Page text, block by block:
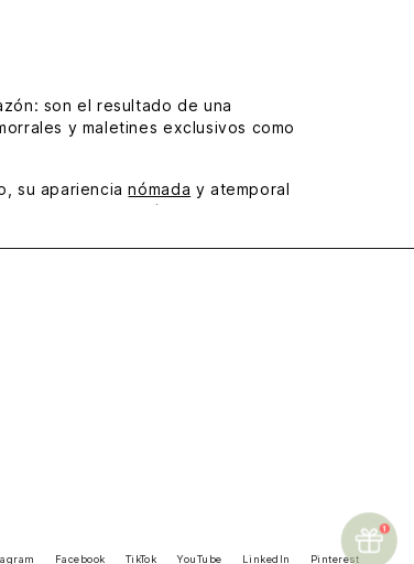
son el resultado de una
y maletines exclusivos como
su apariencianómada y atemporal
destacar además su apariencia de
incluso en largas jornadas.
de contemplación sigue vivo:
Facebook TikTok YouTube LinkedIn Pinterest